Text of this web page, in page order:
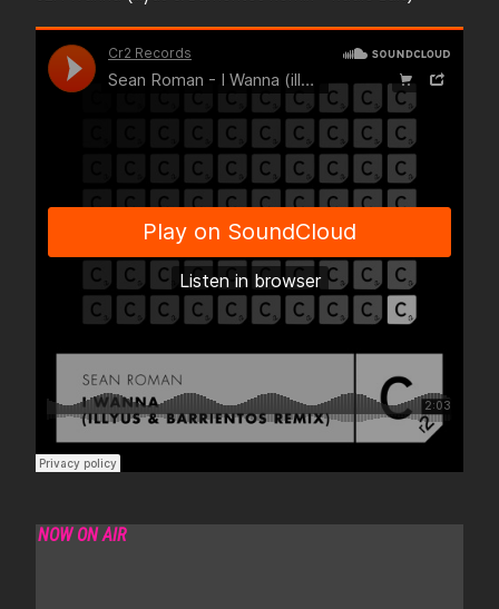
NOW ON AIR